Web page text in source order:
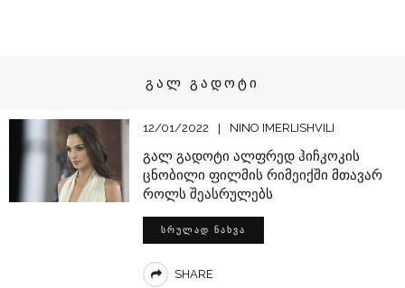
ᲒᲐᲚ ᲒᲐᲓᲝᲢᲘ
12/01/2022 NINO IMERLISHVILI
გალ გადოტი ალფრედ ჰიჩკოკის
ცნობილი ფილმის რიმეიქში მთავარ
როლს შეასრულებს
ᲡᲠᲣᲚᲐᲓ ᲜᲐᲮᲕᲐ
SHARE